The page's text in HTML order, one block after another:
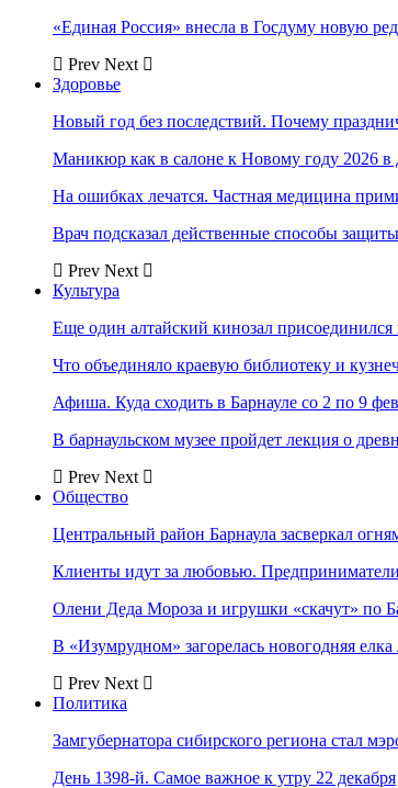
«Единая Россия» внесла в Госдуму новую
Prev Next
Здоровье
Новый год без последствий. Почему
Маникюр как в салоне к Новому году 2026
На ошибках лечатся. Частная медицина
Врач подсказал действенные способы
Prev Next
Культура
Еще один алтайский кинозал
Что объединяло краевую библиотеку и
Афиша. Куда сходить в Барнауле со 2 по 9
В барнаульском музее пройдет лекция о
Prev Next
Общество
Центральный район Барнаула засверкал
Клиенты идут за любовью.
Олени Деда Мороза и игрушки «скачут» по
В «Изумрудном» загорелась новогодняя
Prev Next
Политика
Замгубернатора сибирского региона стал
День 1398-й. Самое важное к утру 22 декабря